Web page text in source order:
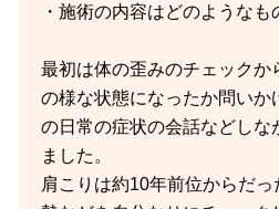
・施術の内容はどのようなも
最初は体の歪みのチェックか
の様な状態になったか問いか
の日常の症状の会話などしな
ました。
肩こりは約10年前位からだ